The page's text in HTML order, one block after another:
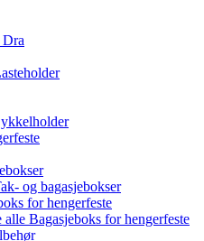
og bagasjebokser
for hengerfeste
alle Bagasjeboks for hengerfeste